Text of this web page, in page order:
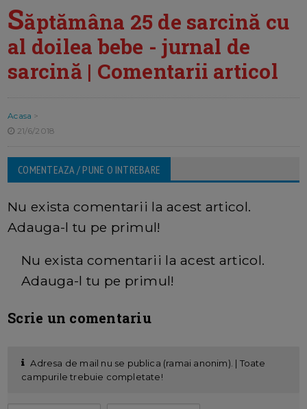
Săptămâna 25 de sarcină cu
al doilea bebe - jurnal de
sarcină | Comentarii articol
Acasa >
21/6/2018
COMENTEAZA / PUNE O INTREBARE
Nu exista comentarii la acest articol.
Adauga-l tu pe primul!
Nu exista comentarii la acest articol.
Adauga-l tu pe primul!
Scrie un comentariu
Adresa de mail nu se publica (ramai anonim). | Toate
campurile trebuie completate!